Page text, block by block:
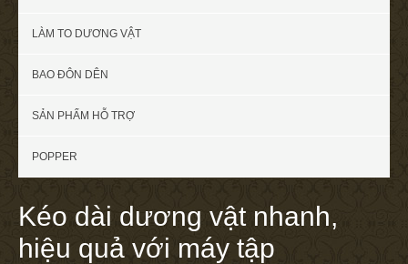
LÀM TO DƯƠNG VẬT
BAO ĐÔN DÊN
SẢN PHẨM HỖ TRỢ
POPPER
Kéo dài dương vật nhanh,
hiệu quả với máy tập